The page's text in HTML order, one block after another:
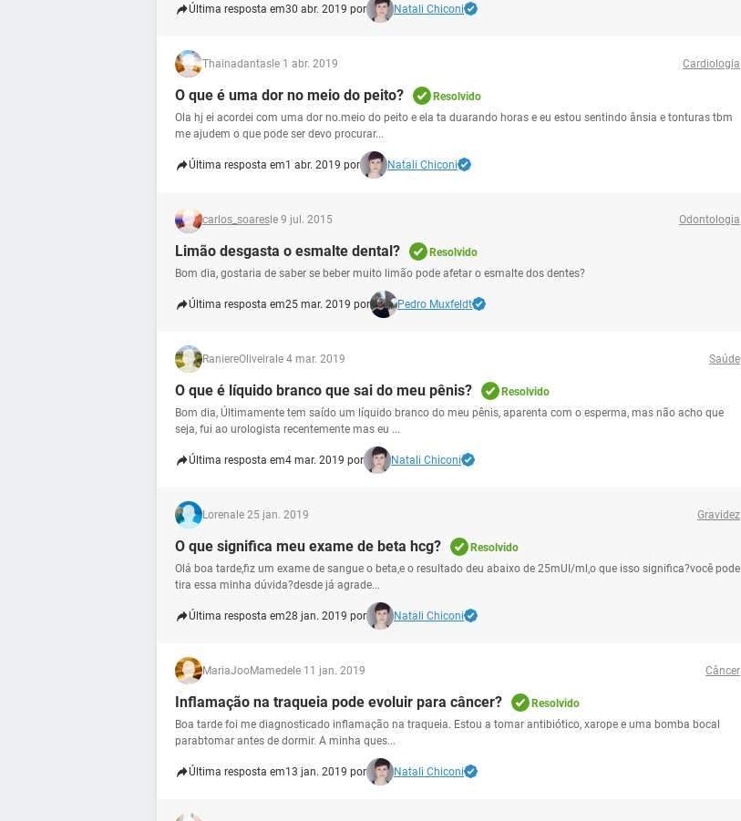
Última resposta em30 abr. 2019 por Natali Chiconi
Thainadantas le 1 abr. 2019 Cardiologia
O que é uma dor no meio do peito?
Resolvido
Ola hj ei acordei com uma dor no.meio do peito e ela ta duarando horas e eu estou sentindo ânsia e tonturas tbm
me ajudem o que pode ser devo procurar...
Última resposta em1 abr. 2019 por Natali Chiconi
carlos_soares le 9 jul. 2015 Odontologia
Limão desgasta o esmalte dental?
Resolvido
Bom dia, gostaria de saber se beber muito limão pode afetar o esmalte dos dentes?
Última resposta em25 mar. 2019 por Pedro Muxfeldt
RaniereOliveira le 4 mar. 2019 Saúde
O que é líquido branco que sai do meu pênis?
Resolvido
Bom dia, Últimamente tem saído um líquido branco do meu pênis, aparenta com o esperma, mas não acho que
seja, fui ao urologista recentemente mas eu ...
Última resposta em4 mar. 2019 por Natali Chiconi
Lorena le 25 jan. 2019 Gravidez
O que significa meu exame de beta hcg?
Resolvido
Olá boa tarde,fiz um exame de sangue o beta,e o resultado deu abaixo de 25mUI/ml,o que isso significa?você pode
tira essa minha dúvida?desde já agrade...
Última resposta em28 jan. 2019 por Natali Chiconi
MariaJooMamede le 11 jan. 2019 Câncer
Inflamação na traqueia pode evoluir para câncer?
Resolvido
Boa tarde foi me diagnosticado inflamação na traqueia. Estou a tomar antibiótico, xarope e uma bomba bocal
parabtomar antes de dormir. A minha ques...
Última resposta em13 jan. 2019 por Natali Chiconi